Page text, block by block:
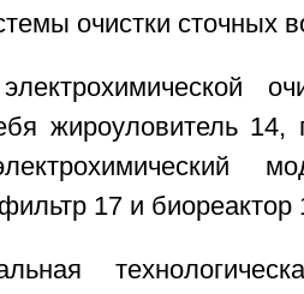
очистки сточных
жироуловитель 14,
17 и биореактор